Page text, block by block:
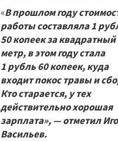
«В прошлом году
работы составляла 1
50копеек за квадратный
метр, в этом году стала
1рубль 60копеек, куда
входит покос травы и
Кто старается, у тех
действительно хорошая
зарплата», — отметил
Васильев.